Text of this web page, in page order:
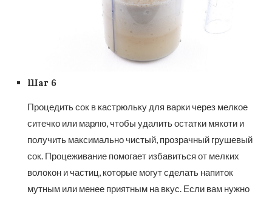
Шаг 6
Процедить сок в кастрюльку для варки через мелкое
ситечко или марлю, чтобы удалить остатки мякоти и
получить максимально чистый, прозрачный грушевый
сок. Процеживание помогает избавиться от мелких
волокон и частиц, которые могут сделать напиток
мутным или менее приятным на вкус. Если вам нужно